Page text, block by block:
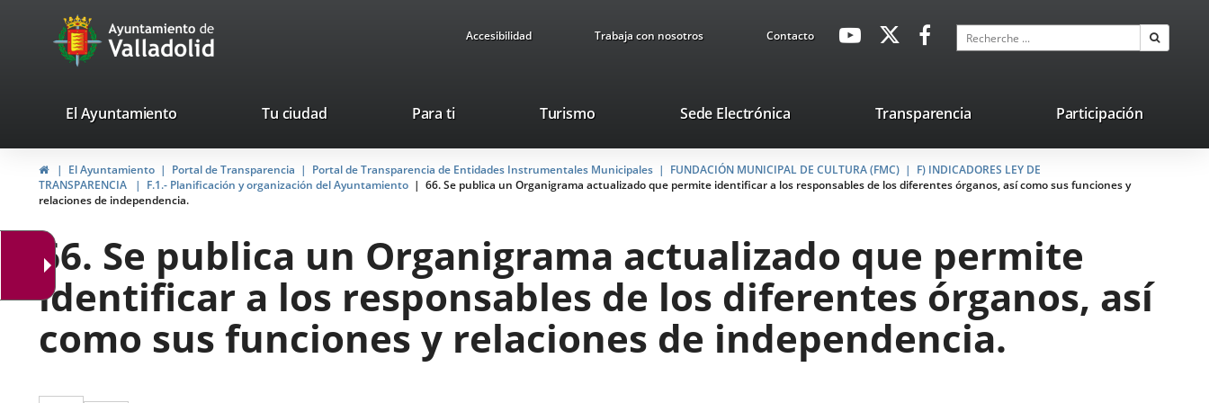
Portal
Web
Ayuntamiento
de
Valladolid
Accesibilidad Trabaja con nosotros ContactoavaHeaderSocial
Enlace
externa.
Enlace
aplicación
externa.
Enlace
aplicación
externa.
Recherche
valladolid.es
El Ayuntamiento Tu ciudad Para ti TurismoEste
se
abrirá
en
nueva.
Sede ElectrónicaEnlace
una
aplicación
externa.
Transparencia Participación
InicioEl Ayuntamiento Portal de Transparencia Portal de Transparencia de Entidades Instrumentales Municipales FUNDACIÓN MUNICIPAL DE CULTURA (FMC)
F) INDICADORES LEY DE
TRANSPARENCIA
F.1.- Planificación y organización del Ayuntamiento
66. Se publica un Organigrama actualizado que permite identificar a los responsables de los diferentes órganos, así como sus funciones y
relaciones de independencia.
66. Se publica un Organigrama actualizado que permite
identificar a los responsables de los diferentes órganos, así
como sus funciones y relaciones de independencia.